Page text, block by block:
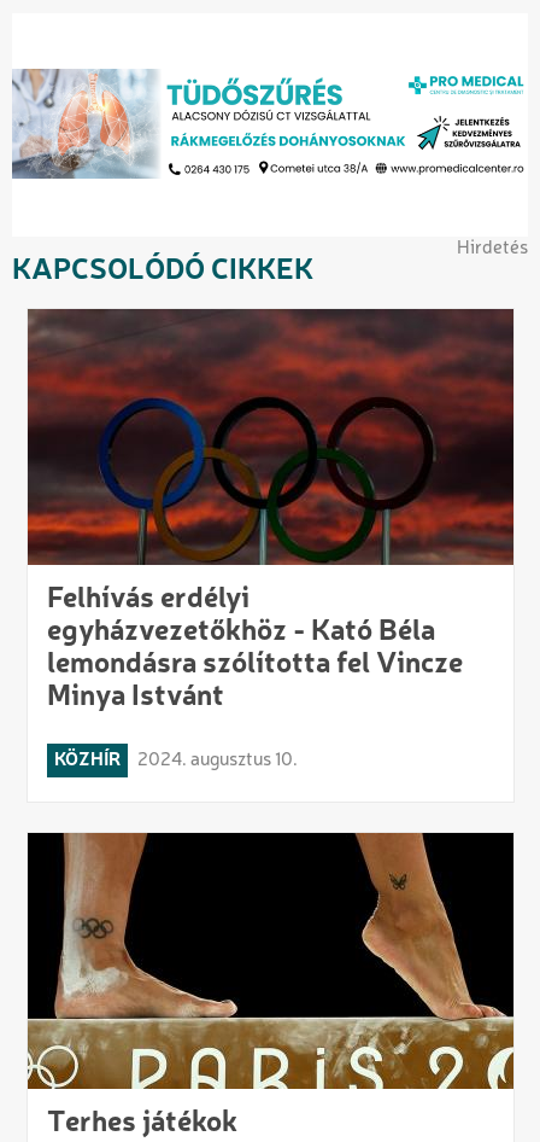
Hirdetés
KAPCSOLÓDÓ CIKKEK
Felhívás erdélyi
egyházvezetőkhöz - Kató Béla
lemondásra szólította fel Vincze
Minya Istvánt
KÖZHÍR 2024. augusztus 10.
Terhes játékok